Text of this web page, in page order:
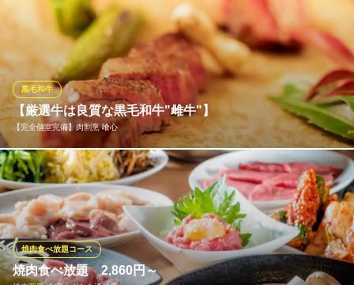
埼玉県さいたま市大宮区桜木町2-223 モナークヴィラ1F
牛タンをジューシーに焼き上げ、自家製ネギ塩ダレをたっぷり！
ネギの食感と塩ダレのコクが、牛タンの旨味をグッと引き立てま
す！レモンを絞ればさっぱり感もアップ！お酒が進む、自慢の逸
品です！
【牛タンと朝〆鮮魚＆自家製つくね】 個室居酒屋とりあえず
大宮店
大宮 大衆酒場
ＪＲ大宮駅 徒歩1分
埼玉県さいたま市大宮区大門町1-1
【厳選牛は良質な黒毛和牛"雌牛"】
【完全個室完備】肉割烹 喰心
黒毛和牛
全国の銘柄牛の中から目利きした厳選牛は肉質・脂が良質で深い
味わいの黒毛和牛”雌牛”を使用 噛み締める程に味わい深く、飽き
のこない雌牛に旬の食材や和の香りを加え、お愉しみ頂けます
※こちらは夜のみのこだわりです。
【完全個室完備】肉割烹 喰心
上質な空間でお肉を堪能
焼肉食べ放題 2,860円～
焼肉食べ放題コース